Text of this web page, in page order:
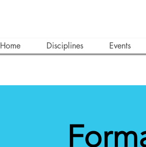
Home Disciplines Events